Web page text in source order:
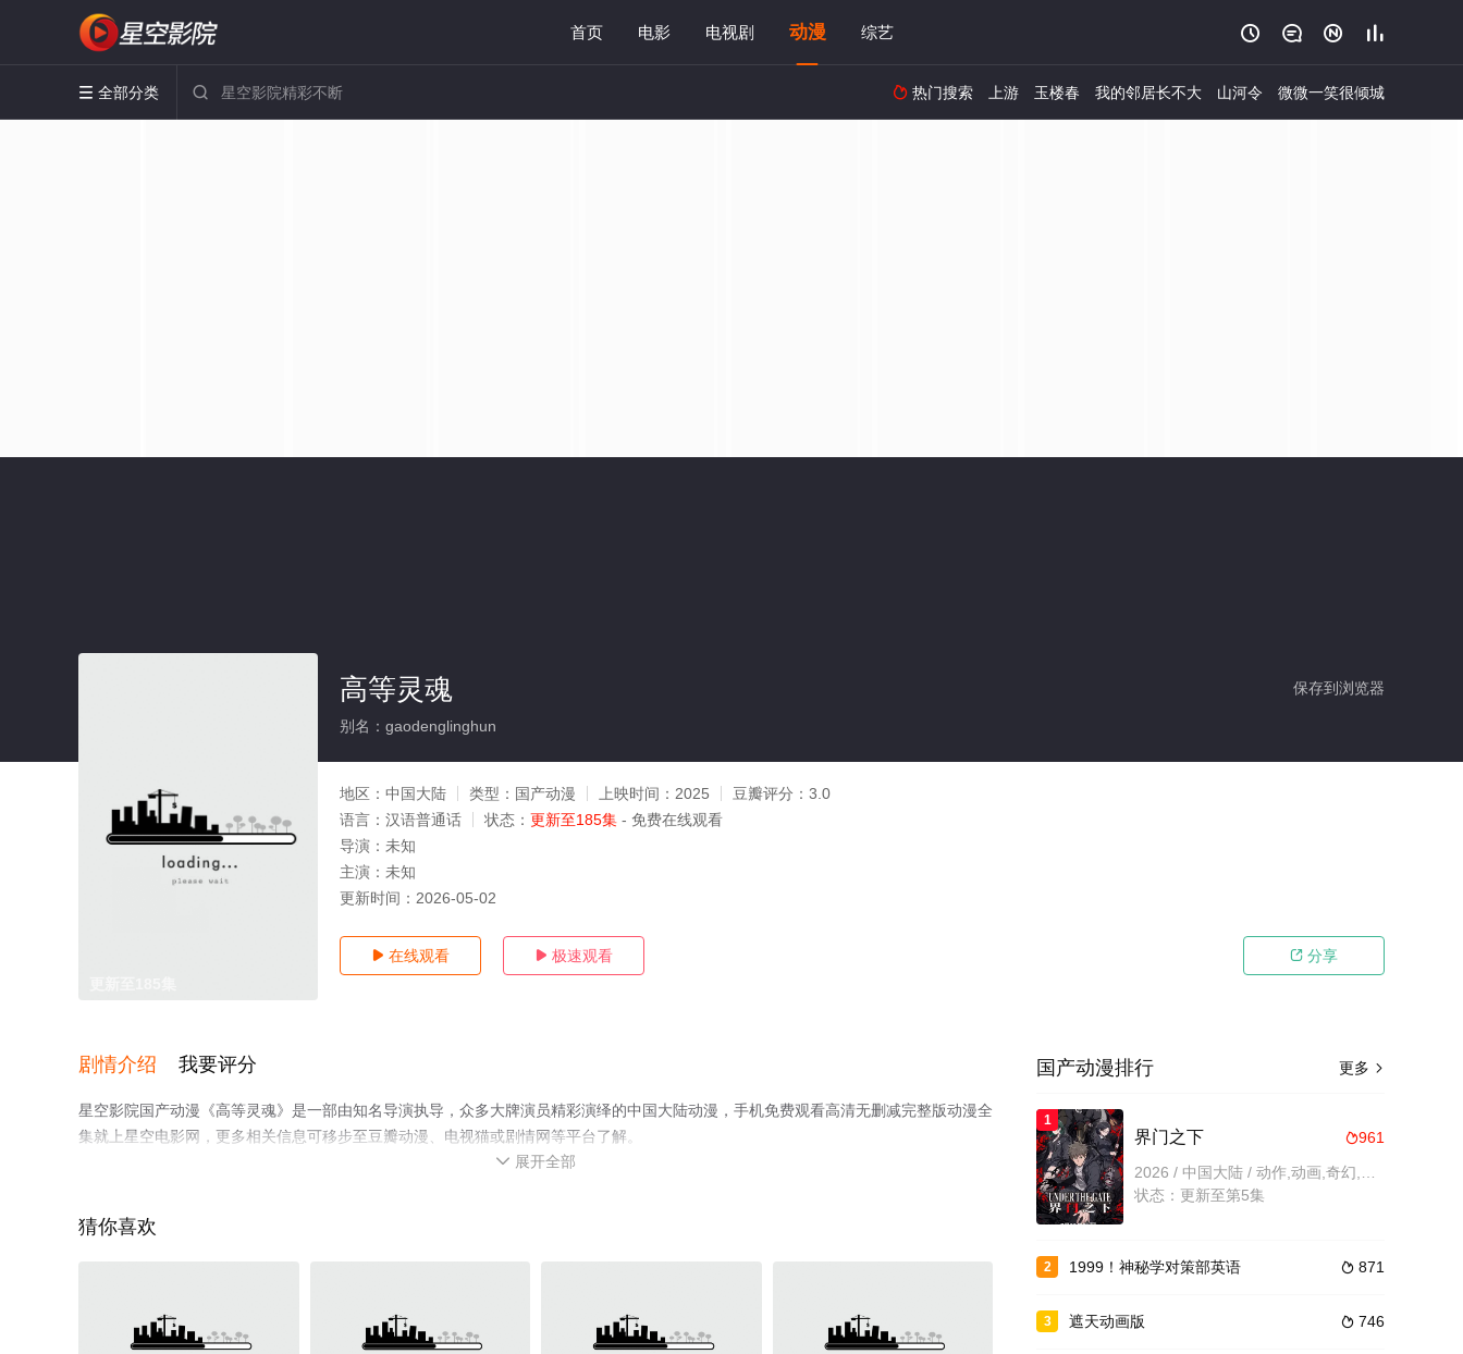
首页 电影 电视剧 动漫 综艺    
 全部分类   热门搜索 上游 玉楼春 我的邻居长不大 山河令 微微一笑很倾城
保存到浏览器
高等灵魂
别名：gaodenglinghun
地区： 中国大陆 类型： 国产动漫 上映时间： 2025 豆瓣评分： 3.0
语言： 汉语普通话 状态： 更新至185集 - 免费在线观看
导演： 未知
主演： 未知
更新时间： 2026-05-02
 在线观看  极速观看  分享
剧情介绍 我要评分
星空影院国产动漫《高等灵魂》是一部由知名导演执导，众多大牌演员精彩演绎的中国大陆动漫，手机免费观看高清无删减完整版动漫全
集就上星空电影网，更多相关信息可移步至豆瓣动漫、电视猫或剧情网等平台了解。
 展开全部
猜你喜欢
更多 
国产动漫排行
1
961
界门之下
状态：更新至第5集
2  871
1999！神秘学对策部英语
3  746
遮天动画版